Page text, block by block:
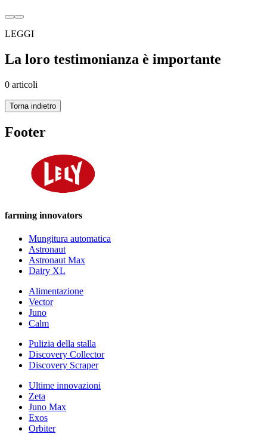
LEGGI
La loro testimonianza è importante
0 articoli
Torna indietro
Footer
farming innovators
Mungitura automatica
Astronaut
Astronaut Max
Dairy XL
Alimentazione
Vector
Juno
Calm
Pulizia della stalla
Discovery Collector
Discovery Scraper
Ultime innovazioni
Zeta
Juno Max
Exos
Orbiter